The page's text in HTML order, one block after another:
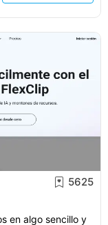
5625
en algo sencillo y